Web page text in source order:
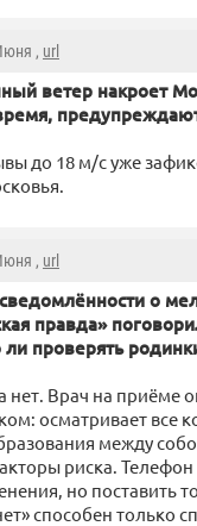
, url
ветер накроет
до 18 м/с уже
, url
о
правда»
проверять
нет. Врач на приёме
осматривает все
между
риска.
но поставить
способен только